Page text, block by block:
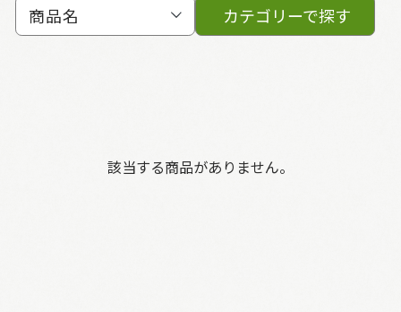
商品名
カテゴリーで探す
該当する商品がありません。